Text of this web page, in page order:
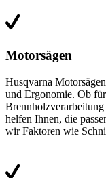
Motorsägen
Husqvarna
und Ergonomie. Ob
helfen Ihnen, die
wir Faktoren wie